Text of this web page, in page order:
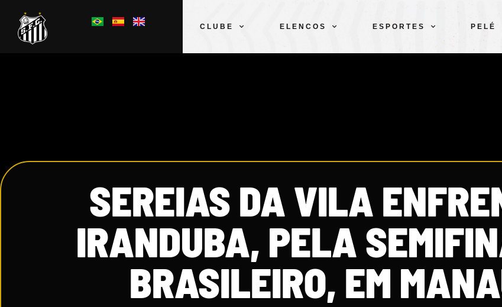
CLUBE ELENCOS ESPORTES PELÉ
SEREIAS DA VILA
IRANDUBA, PELA
BRASILEIRO, EM